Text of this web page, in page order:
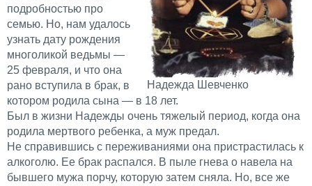
Надежда Шевченко
подробностью про
семью. Но, нам удалось
узнать дату рождения
многоликой ведьмы —
25 февраля, и что она
рано вступила в брак, в
котором родила сына — в 18 лет.
Был в жизни Надежды очень тяжелый период, когда она
родила мертвого ребенка, а муж предал.
Не справившись с переживаниями она пристрастилась к
алкоголю. Ее брак распался. В пыле гнева о навела на
бывшего мужа порчу, которую затем сняла. Но, все же